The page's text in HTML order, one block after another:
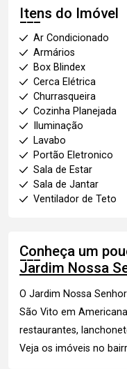
Itens do Imóvel
Ar Condicionado
Armários
Box Blindex
Cerca Elétrica
Churrasqueira
Cozinha Planejada
Iluminação
Lavabo
Portão Eletronico
Sala de Estar
Sala de Jantar
Ventilador de Teto
Conheça um
Jardim Nossa
O Jardim Nossa
São Vito em
restaurantes,
Veja os imóveis no